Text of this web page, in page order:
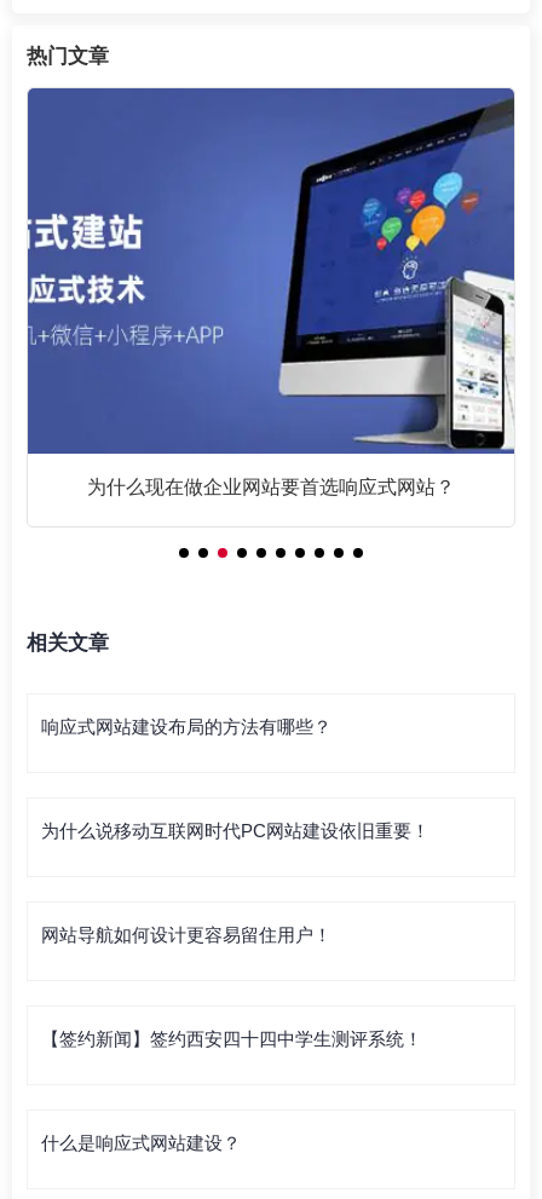
热门文章
为什么现在做企业网站要首选响应式网站？
相关文章
响应式网站建设布局的方法有哪些？
为什么说移动互联网时代PC网站建设依旧重要！
网站导航如何设计更容易留住用户！
【签约新闻】签约西安四十四中学生测评系统！
什么是响应式网站建设？